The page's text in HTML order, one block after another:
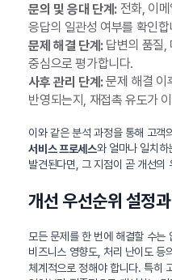
문의 및 응대 단계:전화, 이메
응답의 일관성 여부를 확인합
문제 해결 단계:답변의 품질,
중심으로 평가합니다.
사후 관리 단계:문제 해결 이
반영되는지, 재접촉 유도가
이와 같은 분석 과정을 통해 고객
서비스 프로세스와 얼마나 일치하
발견된다면, 그 지점이 곧 개선의
개선 우선순위 설정
모든 문제를 한 번에 해결할 수는
비즈니스 영향도, 처리 난이도 등
체계적으로 정해야 합니다. 특히